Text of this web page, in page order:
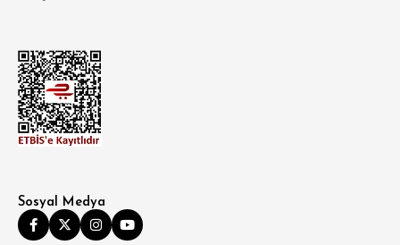
Sosyal Medya